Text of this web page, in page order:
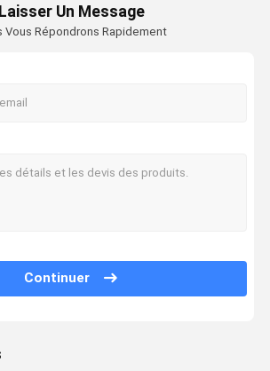
Laisser Un Message
Vous Répondrons Rapidement
Continuer